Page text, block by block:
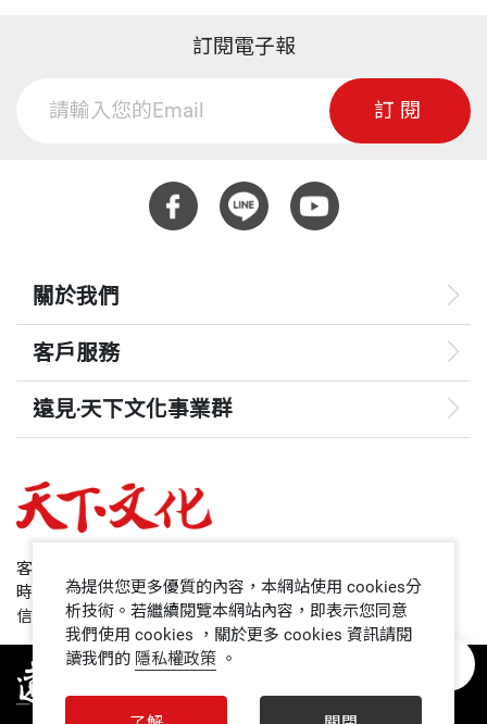
10 縮短六十年所得差距—鄧小平需要「台灣經驗」
12 位高、名重、權大，但影響力小—從美國總統想
13 五種「新夾殺」下的企業危機
14 物價變動值得重視，不值得緊張
第四部 轉型年代中的關鍵人物
1 蔣經國：深耕台灣的真正的君子
4 趙耀東：敢想、敢說、敢做
5 郝柏村：使命感．迫切感．責任感
6 王作榮：台灣第一位「政策經濟學家」
7 徐立德：成功不必在己
8 孫震：「書人合一」的君子與學者
9 連戰：改變，才有希望
10 錢復：見證台灣政經風雲年代
低物價政策是有害的；
在政府機構裡，公事不可私辦。
怕〉，等於再給政府一記重拳。而當時的政府雖被人
形容為「專權」，倒是有容言的雅量，也有改進的勇
力，靠各方面的努力，輿論界是其中的一環。而在媒
體上發揮導引作用的學者，高希均教授無疑是先鋒隊
中的主力。
高教授的每一篇文章，都引起社會極大的回響。我雖
然沒有跟他詳細談過，但我想他那時一定有兩點感
受：
第一、台灣需要輸入更多新觀念，以促進國家社會的
整體進步；
第二、媒體的影響力很大，但報紙是一種大眾讀物，
雜誌才能深入而細緻地討論問題。
訂閱電子報
訂閱
關於我們
客戶服務
遠見‧天下文化事業群
哈佛商業評論
領導影響力學院
1號課堂
客服專線：+886 2 2662-0012
時間：週一~週五9:00~12:30;13:30~17:00
信箱：service@cwgv.com.tw
為提供您更多優質的內容，本網站使用 cookies分
析技術。若繼續閱覽本網站內容，即表示您同意
我們使用 cookies ，關於更多 cookies 資訊請閱
讀我們的 隱私權政策 。